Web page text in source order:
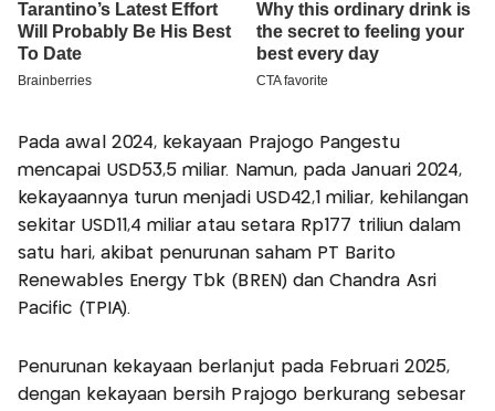
Pada awal 2024, kekayaan Prajogo Pangestu
mencapai USD53,5 miliar. Namun, pada Januari 2024,
kekayaannya turun menjadi USD42,1 miliar, kehilangan
sekitar USD11,4 miliar atau setara Rp177 triliun dalam
satu hari, akibat penurunan saham PT Barito
Renewables Energy Tbk (BREN) dan Chandra Asri
Pacific (TPIA).
Penurunan kekayaan berlanjut pada Februari 2025,
dengan kekayaan bersih Prajogo berkurang sebesar